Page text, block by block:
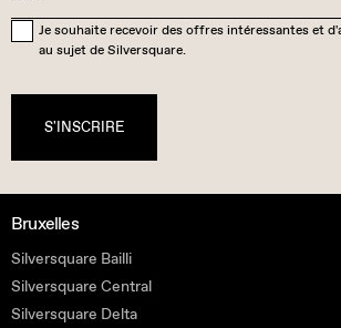
Je souhaite recevoir des offres intéressantes et
au sujet de Silversquare.
S'INSCRIRE
Bruxelles
Silversquare Bailli
Silversquare Central
Silversquare Delta